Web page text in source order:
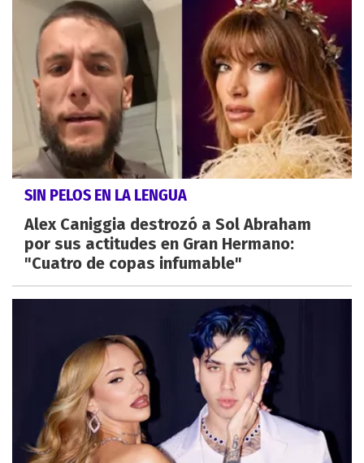
SIN PELOS EN LA LENGUA
Alex Caniggia destrozó a Sol Abraham
por sus actitudes en Gran Hermano:
"Cuatro de copas infumable"